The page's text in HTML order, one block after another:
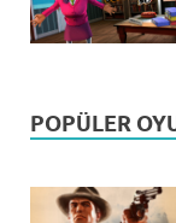
POPÜLER